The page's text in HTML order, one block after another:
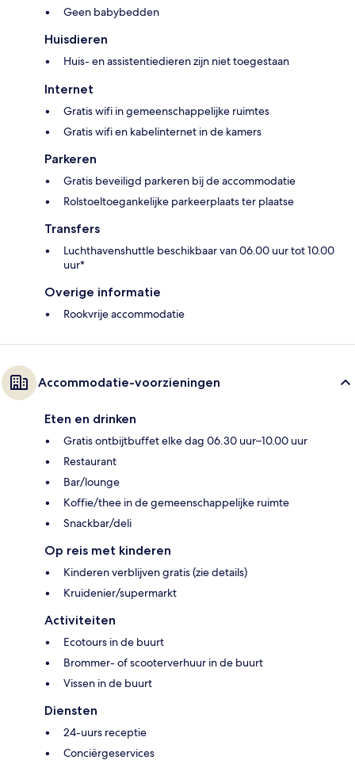
Geen babybedden
Huisdieren
Huis- en assistentiedieren zijn niet toegestaan
Internet
Gratis wifi in gemeenschappelijke ruimtes
Gratis wifi en kabelinternet in de kamers
Parkeren
Gratis beveiligd parkeren bij de accommodatie
Rolstoeltoegankelijke parkeerplaats ter plaatse
Transfers
Luchthavenshuttle beschikbaar van 06.00 uur tot 10.00
uur*
Overige informatie
Rookvrije accommodatie
Accommodatie-voorzieningen
Eten en drinken
Gratis ontbijtbuffet elke dag 06.30 uur–10.00 uur
Restaurant
Bar/lounge
Koffie/thee in de gemeenschappelijke ruimte
Snackbar/deli
Op reis met kinderen
Kinderen verblijven gratis (zie details)
Kruidenier/supermarkt
Activiteiten
Ecotours in de buurt
Brommer- of scooterverhuur in de buurt
Vissen in de buurt
Diensten
24-uurs receptie
Conciërgeservices